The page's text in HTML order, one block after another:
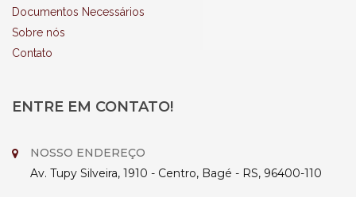
Documentos Necessários
Sobre nós
Contato
ENTRE EM CONTATO!
NOSSO ENDEREÇO
Av. Tupy Silveira, 1910 - Centro, Bagé - RS, 96400-110